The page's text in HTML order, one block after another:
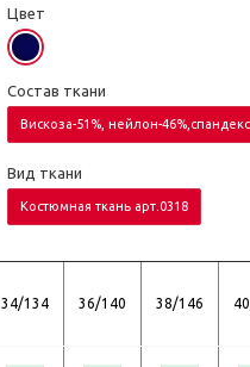
Цвет
Состав ткани
Вискоза-51%, нейлон-
Вид ткани
Костюмная ткань арт.0318
34/134 36/140 38/146